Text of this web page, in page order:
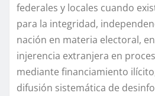
federales y locales cuando
para la integridad,
nación en materia electoral,
injerencia extranjera en
mediante financiamiento
difusión sistemática de